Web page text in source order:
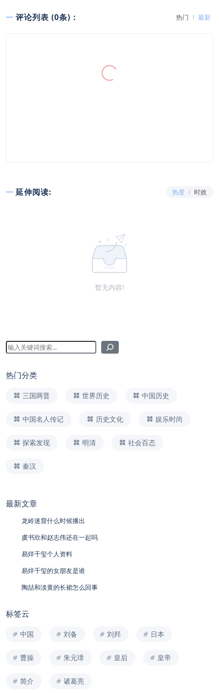
评论列表 (0条)： 热门 最新
延伸阅读: 热度 时效
暂无内容!
热门分类
三国两晋 世界历史 中国历史
中国名人传记 历史文化 娱乐时尚
探索发现 明清 社会百态
秦汉
最新文章
龙岭迷窟什么时候播出
虞书欣和赵志伟还在一起吗
易烊千玺个人资料
易烊千玺的女朋友是谁
陶喆和淡黄的长裙怎么回事
标签云
中国 刘备 刘邦 日本
曹操 朱元璋 皇后 皇帝
简介 诸葛亮